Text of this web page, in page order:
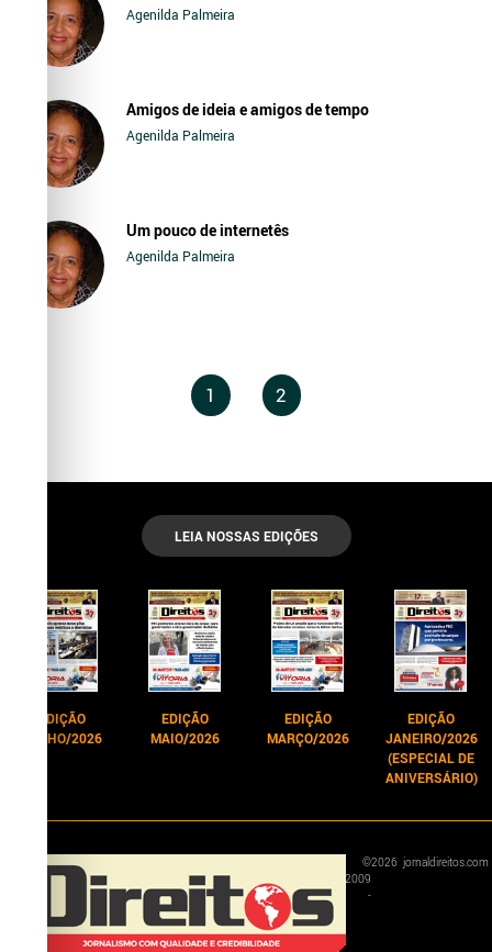
Agenilda Palmeira
Amigos de ideia e amigos de tempo
Agenilda Palmeira
Um pouco de internetês
Agenilda Palmeira
1 2
LEIA NOSSAS EDIÇÕES
EDIÇÃO
JUNHO/2026
EDIÇÃO
MAIO/2026
EDIÇÃO
MARÇO/2026
EDIÇÃO
JANEIRO/2026
(ESPECIAL DE
ANIVERSÁRIO)
©
2009
-
2026 jornaldireitos.com